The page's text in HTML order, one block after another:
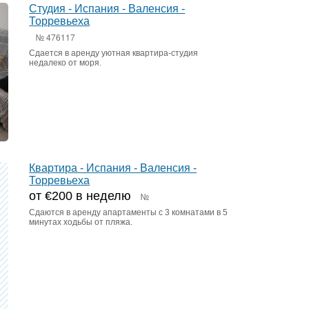
Студия - Испания - Валенсия -
Торревьеха
№ 476117
Сдается в аренду уютная квартира-студия
недалеко от моря.
Квартира - Испания - Валенсия -
Торревьеха
от €200 в неделю №
Сдаются в аренду апартаменты с 3 комнатами в 5
минутах ходьбы от пляжа.